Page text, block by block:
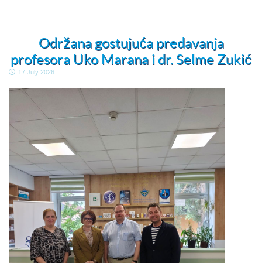
Održana gostujuća predavanja
profesora Uko Marana i dr. Selme Zukić
17 July 2026